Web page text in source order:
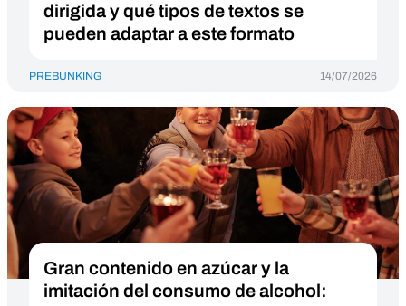
dirigida y qué tipos de textos se
pueden adaptar a este formato
PREBUNKING 14/07/2026
Gran contenido en azúcar y la
imitación del consumo de alcohol: